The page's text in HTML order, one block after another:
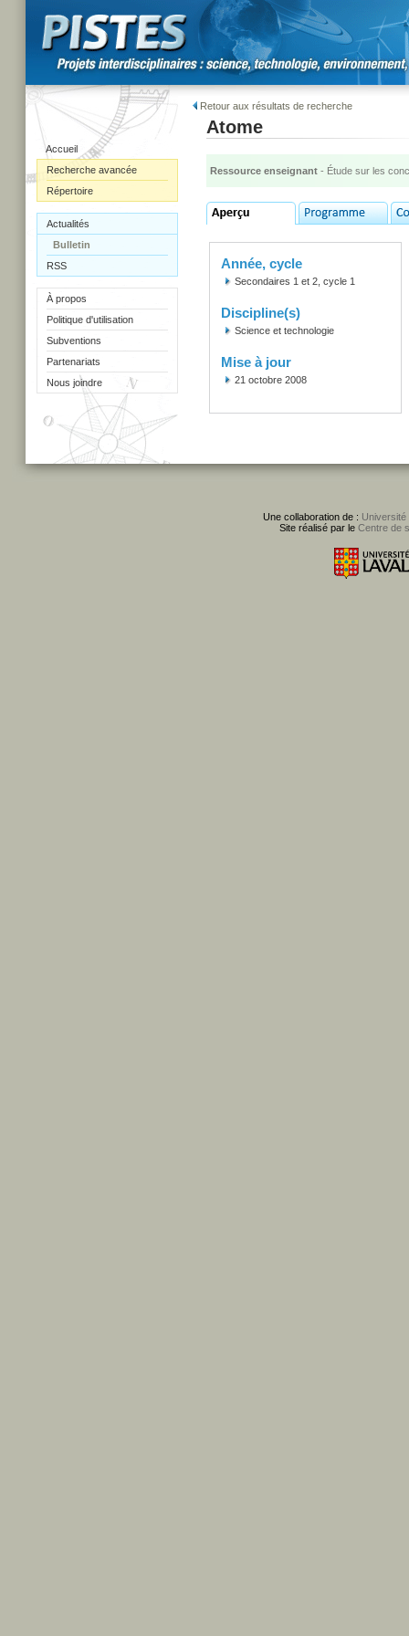
Accueil
Recherche avancée
Répertoire
Actualités
Bulletin
RSS
À propos
Politique d'utilisation
Subventions
Partenariats
Nous joindre
Retour aux résultats de recherche
Atome
Ressource enseignant - Étude sur les
Année, cycle
Secondaires 1 et 2, cycle 1
Discipline(s)
Science et technologie
Mise à jour
21 octobre 2008
Une collaboration de : Université
Site réalisé par le Centre de